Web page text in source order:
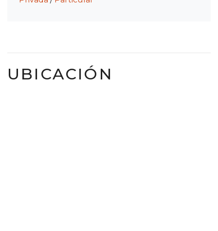
UBICACIÓN